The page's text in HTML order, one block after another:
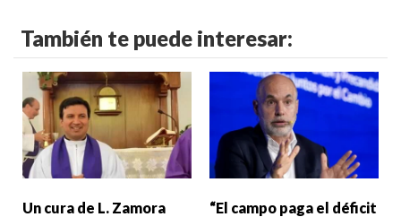
También te puede interesar:
Un cura de L. Zamora
“El campo paga el déficit